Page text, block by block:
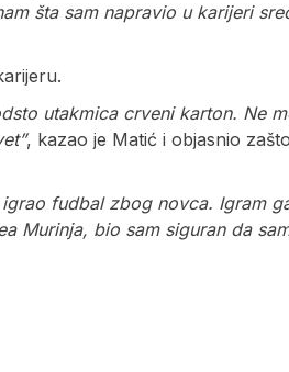
šta sam napravio u karijeri
utakmica crveni karton. Ne
, kazao je Matić i objasnio
fudbal zbog novca. Igram
Murinja, bio sam siguran da